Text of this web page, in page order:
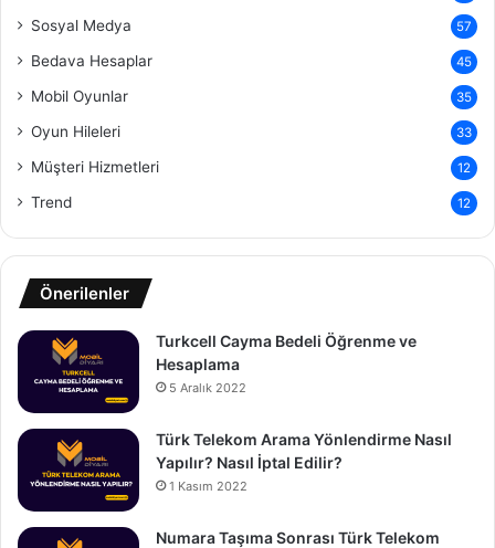
Sosyal Medya 57
Bedava Hesaplar 45
Mobil Oyunlar 35
Oyun Hileleri 33
Müşteri Hizmetleri 12
Trend 12
Önerilenler
Turkcell Cayma Bedeli Öğrenme ve
Hesaplama
5 Aralık 2022
Türk Telekom Arama Yönlendirme Nasıl
Yapılır? Nasıl İptal Edilir?
1 Kasım 2022
Numara Taşıma Sonrası Türk Telekom